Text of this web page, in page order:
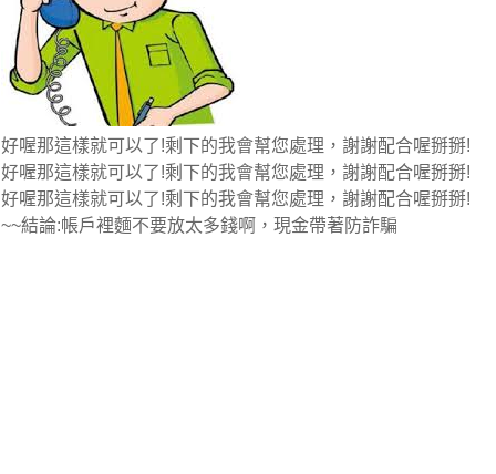
好喔那這樣就可以了!剩下的我會幫您處理，謝謝配合喔掰掰!
好喔那這樣就可以了!剩下的我會幫您處理，謝謝配合喔掰掰!
好喔那這樣就可以了!剩下的我會幫您處理，謝謝配合喔掰掰!
~~結論:帳戶裡麵不要放太多錢啊，現金帶著防詐騙